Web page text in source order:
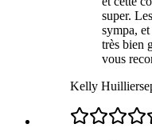
super.
sympa,
très bien
vous
Kelly Huillier